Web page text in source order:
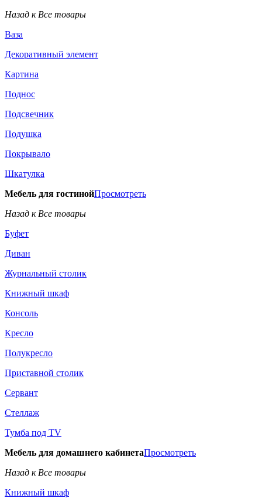
Назад к Все товары
Ваза
Декоративный элемент
Картина
Поднос
Подсвечник
Подушка
Покрывало
Шкатулка
Мебель для гостинойПросмотреть
Назад к Все товары
Буфет
Диван
Журнальный столик
Книжный шкаф
Консоль
Кресло
Полукресло
Приставной столик
Сервант
Стеллаж
Тумба под TV
Мебель для домашнего кабинетаПросмотреть
Назад к Все товары
Книжный шкаф